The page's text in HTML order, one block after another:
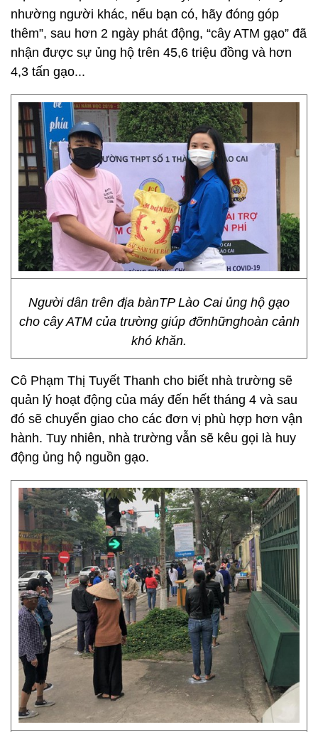
nhường người khác, nếu bạn có, hãy đóng góp
thêm”, sau hơn 2 ngày phát động, “cây ATM gạo” đã
nhận được sự ủng hộ trên 45,6 triệu đồng và hơn
4,3 tấn gạo...
Người dân trên địa bànTP Lào Cai ủng hộ gạo
cho cây ATM của trường giúp đỡnhữnghoàn cảnh
khó khăn.
Cô Phạm Thị Tuyết Thanh cho biết nhà trường sẽ
quản lý hoạt động của máy đến hết tháng 4 và sau
đó sẽ chuyển giao cho các đơn vị phù hợp hơn vận
hành. Tuy nhiên, nhà trường vẫn sẽ kêu gọi là huy
động ủng hộ nguồn gạo.